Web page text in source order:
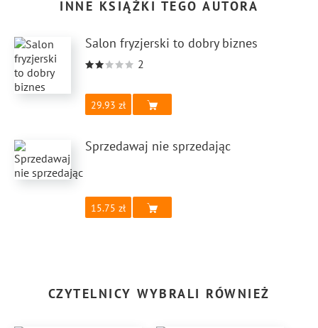
INNE KSIĄŻKI TEGO AUTORA
Salon fryzjerski to dobry biznes
2
29.93
Sprzedawaj nie sprzedając
15.75
CZYTELNICY WYBRALI RÓWNIEŻ